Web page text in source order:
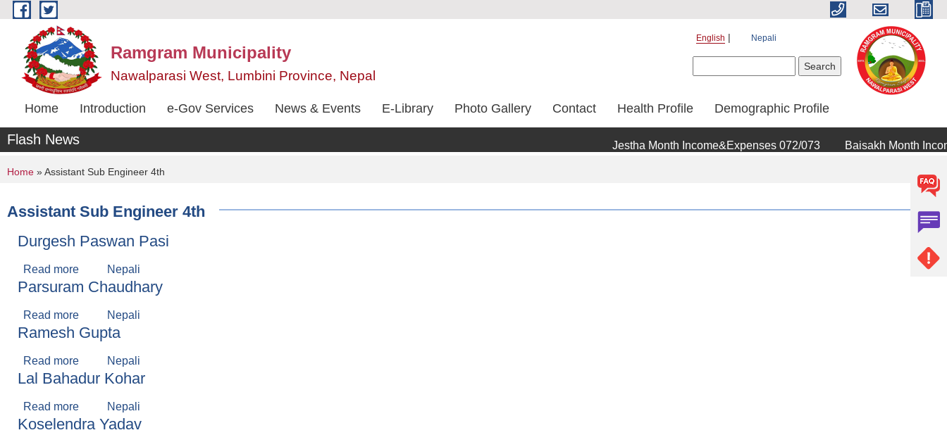
Skip to main content
Ramgram Municipality
Nawalparasi West, Lumbini Province, Nepal
English Nepali
Home Introduction e-Gov Services News & Events E-Library Photo Gallery Contact Health Profile Demographic Profile
Flash News Jestha Month Income&Expenses 072/073 Baisakh Month
You are here
Home » Assistant Sub Engineer 4th
Assistant Sub Engineer 4th
Durgesh Paswan Pasi
Read more about Durgesh Paswan Pasi
Nepali
Parsuram Chaudhary
Read more about Parsuram Chaudhary
Nepali
Ramesh Gupta
Read more about Ramesh Gupta
Nepali
Lal Bahadur Kohar
Read more about Lal Bahadur Kohar
Nepali
Koselendra Yadav